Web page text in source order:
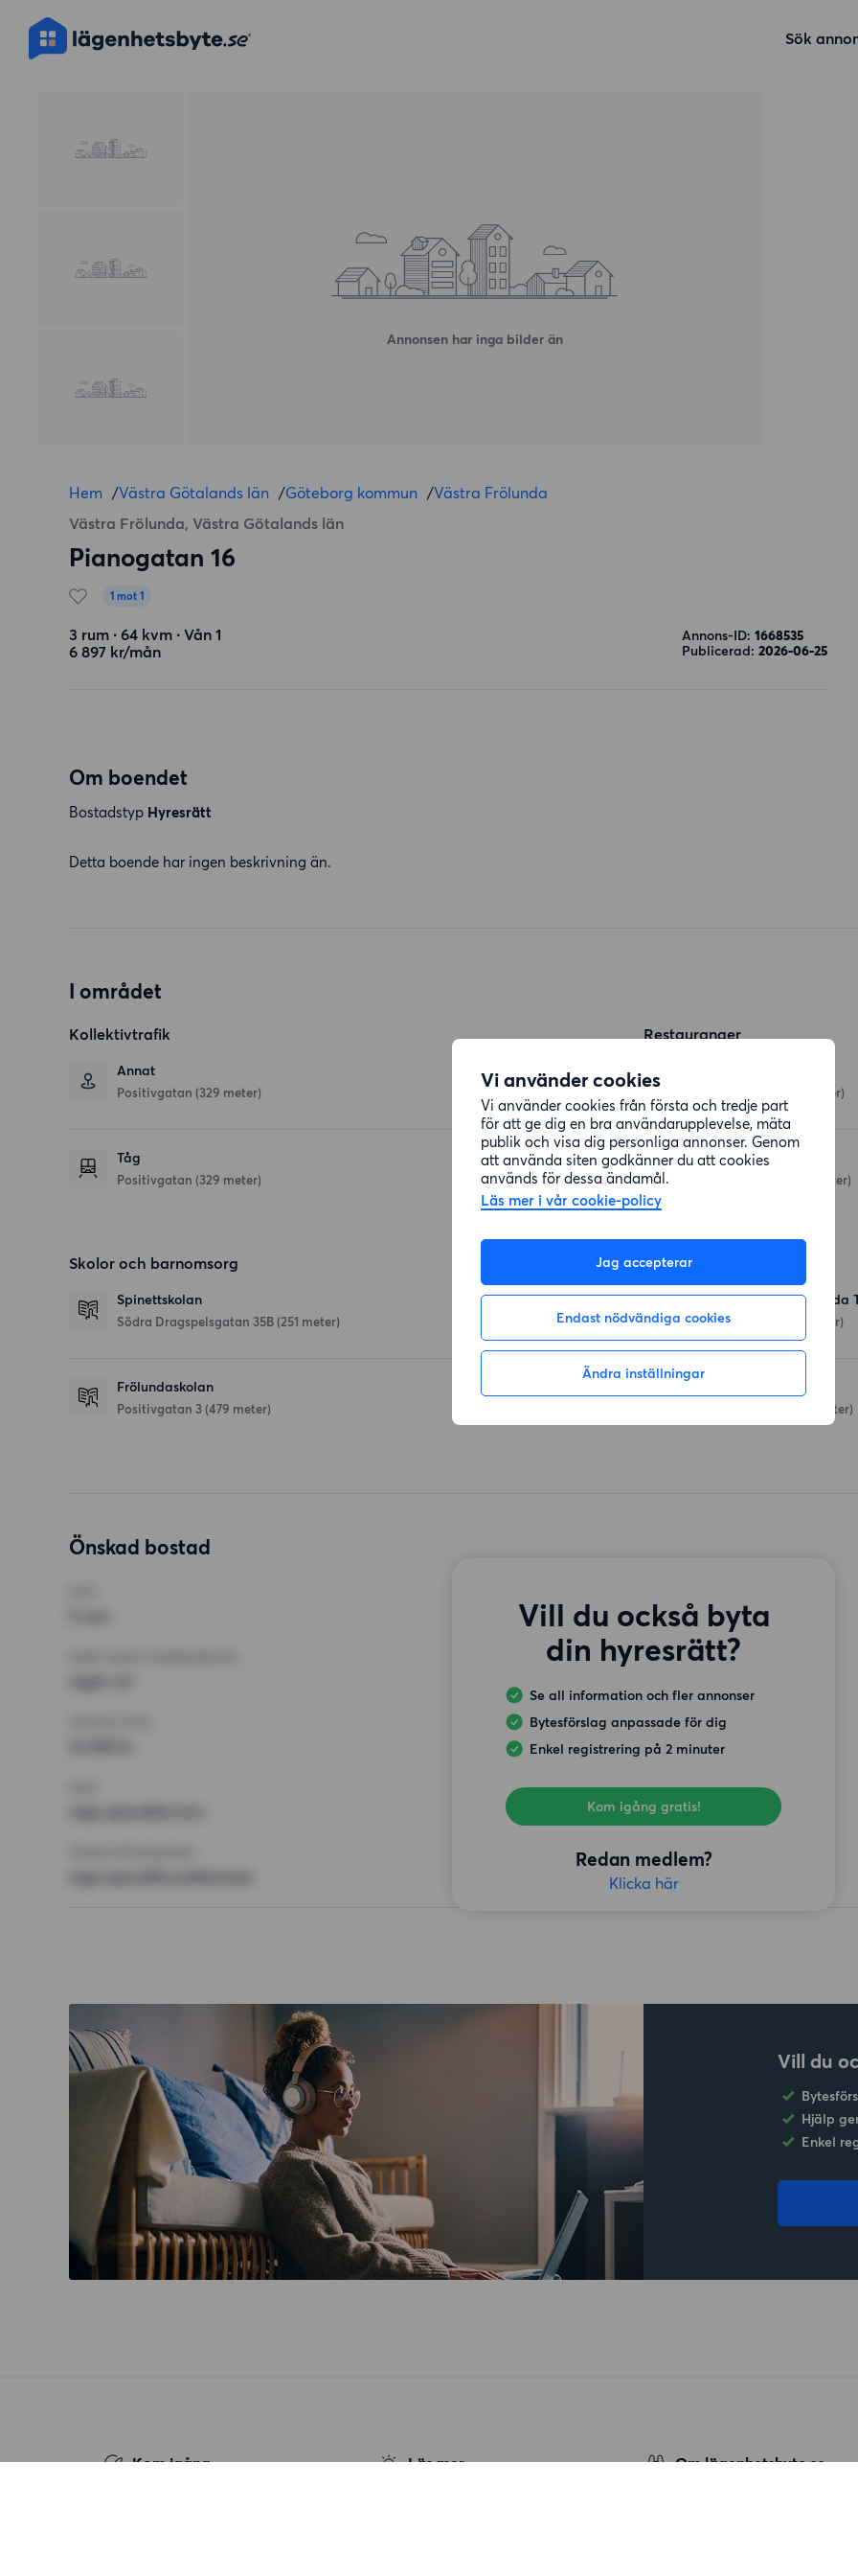
Vi använder cookies
Vi använder cookies från första och tredje part
för att ge dig en bra användarupplevelse, mäta
publik och visa dig personliga annonser. Genom
att använda siten godkänner du att cookies
används för dessa ändamål.
Läs mer i vår cookie-policy
Jag accepterar
Endast nödvändiga cookies
Ändra inställningar
Sök
Annonsen har inga bilder än
Hem /Västra Götalands län /Göteborg kommun /Västra Frölunda
Västra Frölunda, Västra Götalands län
Pianogatan 16
1 mot 1
3 rum ∙ 64 kvm ∙ Vån 1
6 897 kr/mån
Annons-ID: 1668535
Publicerad: 2026-06-25
Om boendet
Bostadstyp Hyresrätt
Detta boende har ingen beskrivning än.
I området
Kollektivtrafik
Annat
Positivgatan (329 meter)
Tåg
Positivgatan (329 meter)
Restauranger
(343 meter)
Curry Nam Nam
(375 meter)
Skolor och barnomsorg
Spinettskolan
Södra Dragspelsgatan 35B (251 meter)
Frölundaskolan
Positivgatan 3 (479 meter)
Affärer
Hemköp Västra Frölunda
Frölunda Torg (233 meter)
(324 meter)
Önskad bostad
Vill du också byta
din hyresrätt?
Se all information och fler annonser
Bytesförslag anpassade för dig
Enkel registrering på 2 minuter
Kom igång gratis!
Redan medlem?
Klicka här
Vill du
Hjälp
Enkel
Kom igång Läs mer Om lägenhetsbyte.se